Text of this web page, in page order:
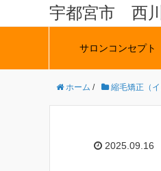
宇都宮市 西
サロンコンセプト
ホーム / 縮毛矯正（イ
2025.09.16